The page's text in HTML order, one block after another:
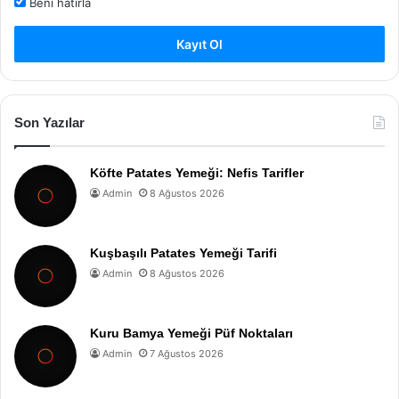
Kayıt Ol
Son Yazılar
Köfte Patates Yemeği: Nefis Tarifler
Admin 8 Ağustos 2026
Kuşbaşılı Patates Yemeği Tarifi
Admin 8 Ağustos 2026
Kuru Bamya Yemeği Püf Noktaları
Admin 7 Ağustos 2026